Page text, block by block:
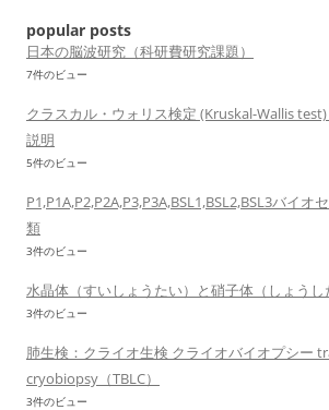
popular posts
日本の脳波研究（科研費研究課題）
7件のビュー
クラスカル・ウォリス検定 (Kruskal-Wallis
説明
5件のビュー
P1,P1A,P2,P2A,P3,P3A,BSL1,BSL2,BSL3バイオ
類
3件のビュー
水晶体（すいしょうたい）と硝子体（しょう
3件のビュー
肺生検：クライオ生検 クライオバイオプシー
cryobiopsy（TBLC）
3件のビュー